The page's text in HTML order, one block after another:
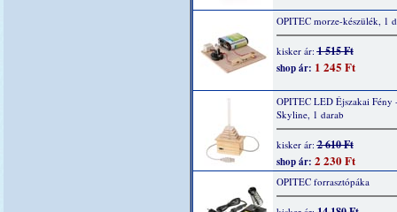
OPITEC morze-készülék, 1
kisker ár:1 515 Ft
shop ár: 1 245 Ft
OPITEC LED Éjszakai Fény
Skyline, 1 darab
kisker ár:2 610 Ft
shop ár: 2 230 Ft
OPITEC forrasztópáka